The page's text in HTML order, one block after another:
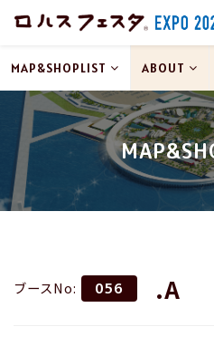
MAP&SHOPLIST ABOUT
ブースNo: 056 .A